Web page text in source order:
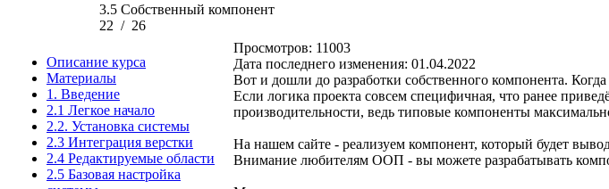
3.5 Собственный компонент
22 / 26
Описание курса
Материалы
1. Введение
2.1 Легкое начало
2.2. Установка системы
2.3 Интеграция верстки
2.4 Редактируемые области
2.5 Базовая настройка
Просмотров: 11003
Дата последнего изменения: 01.04.2022
Вот и дошли до разработки собственного компонента. Когда
Если логика проекта совсем специфичная, что ранее
производительности, ведь типовые компоненты
На нашем сайте - реализуем компонент, который будет
Внимание любителям ООП - вы можете разрабатывать